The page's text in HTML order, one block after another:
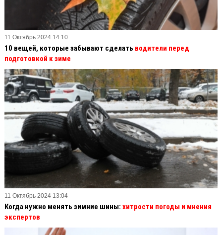
11 Октябрь 2024 14:10
10 вещей, которые забывают сделать водители перед
подготовкой к зиме
11 Октябрь 2024 13:04
Когда нужно менять зимние шины: хитрости погоды и мнения
экспертов